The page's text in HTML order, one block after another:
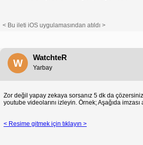
< Bu ileti iOS uygulamasından atıldı >
W
WatchteR
Yarbay
Zor değil yapay zekaya sorsanız 5 dk da
youtube videolarını izleyin. Örnek; Aşağıda imzası
< Resime gitmek için tıklayın >